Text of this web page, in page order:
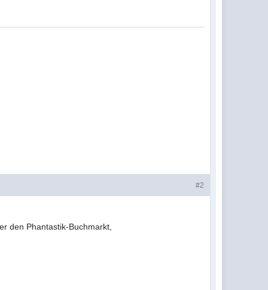
#2
den Phantastik-Buchmarkt,